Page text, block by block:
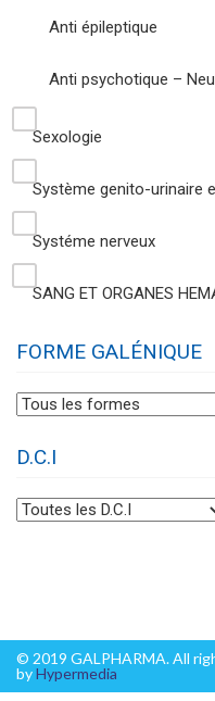
Anti épileptique
Anti psychotique –
Sexologie
Système genito-urinaire
Systéme nerveux
SANG ET ORGANES
FORME GALÉNIQUE
D.C.I
© 2019 GALPHARMA. All
byHypermedia